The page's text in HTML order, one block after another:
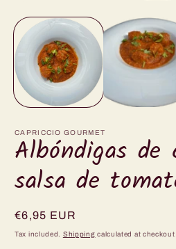
media
1
in
modal
CAPRICCIO GOURMET
Albóndigas de
salsa de
Regular
price
€6,95 EUR
Tax included. Shipping calculated at checkout.